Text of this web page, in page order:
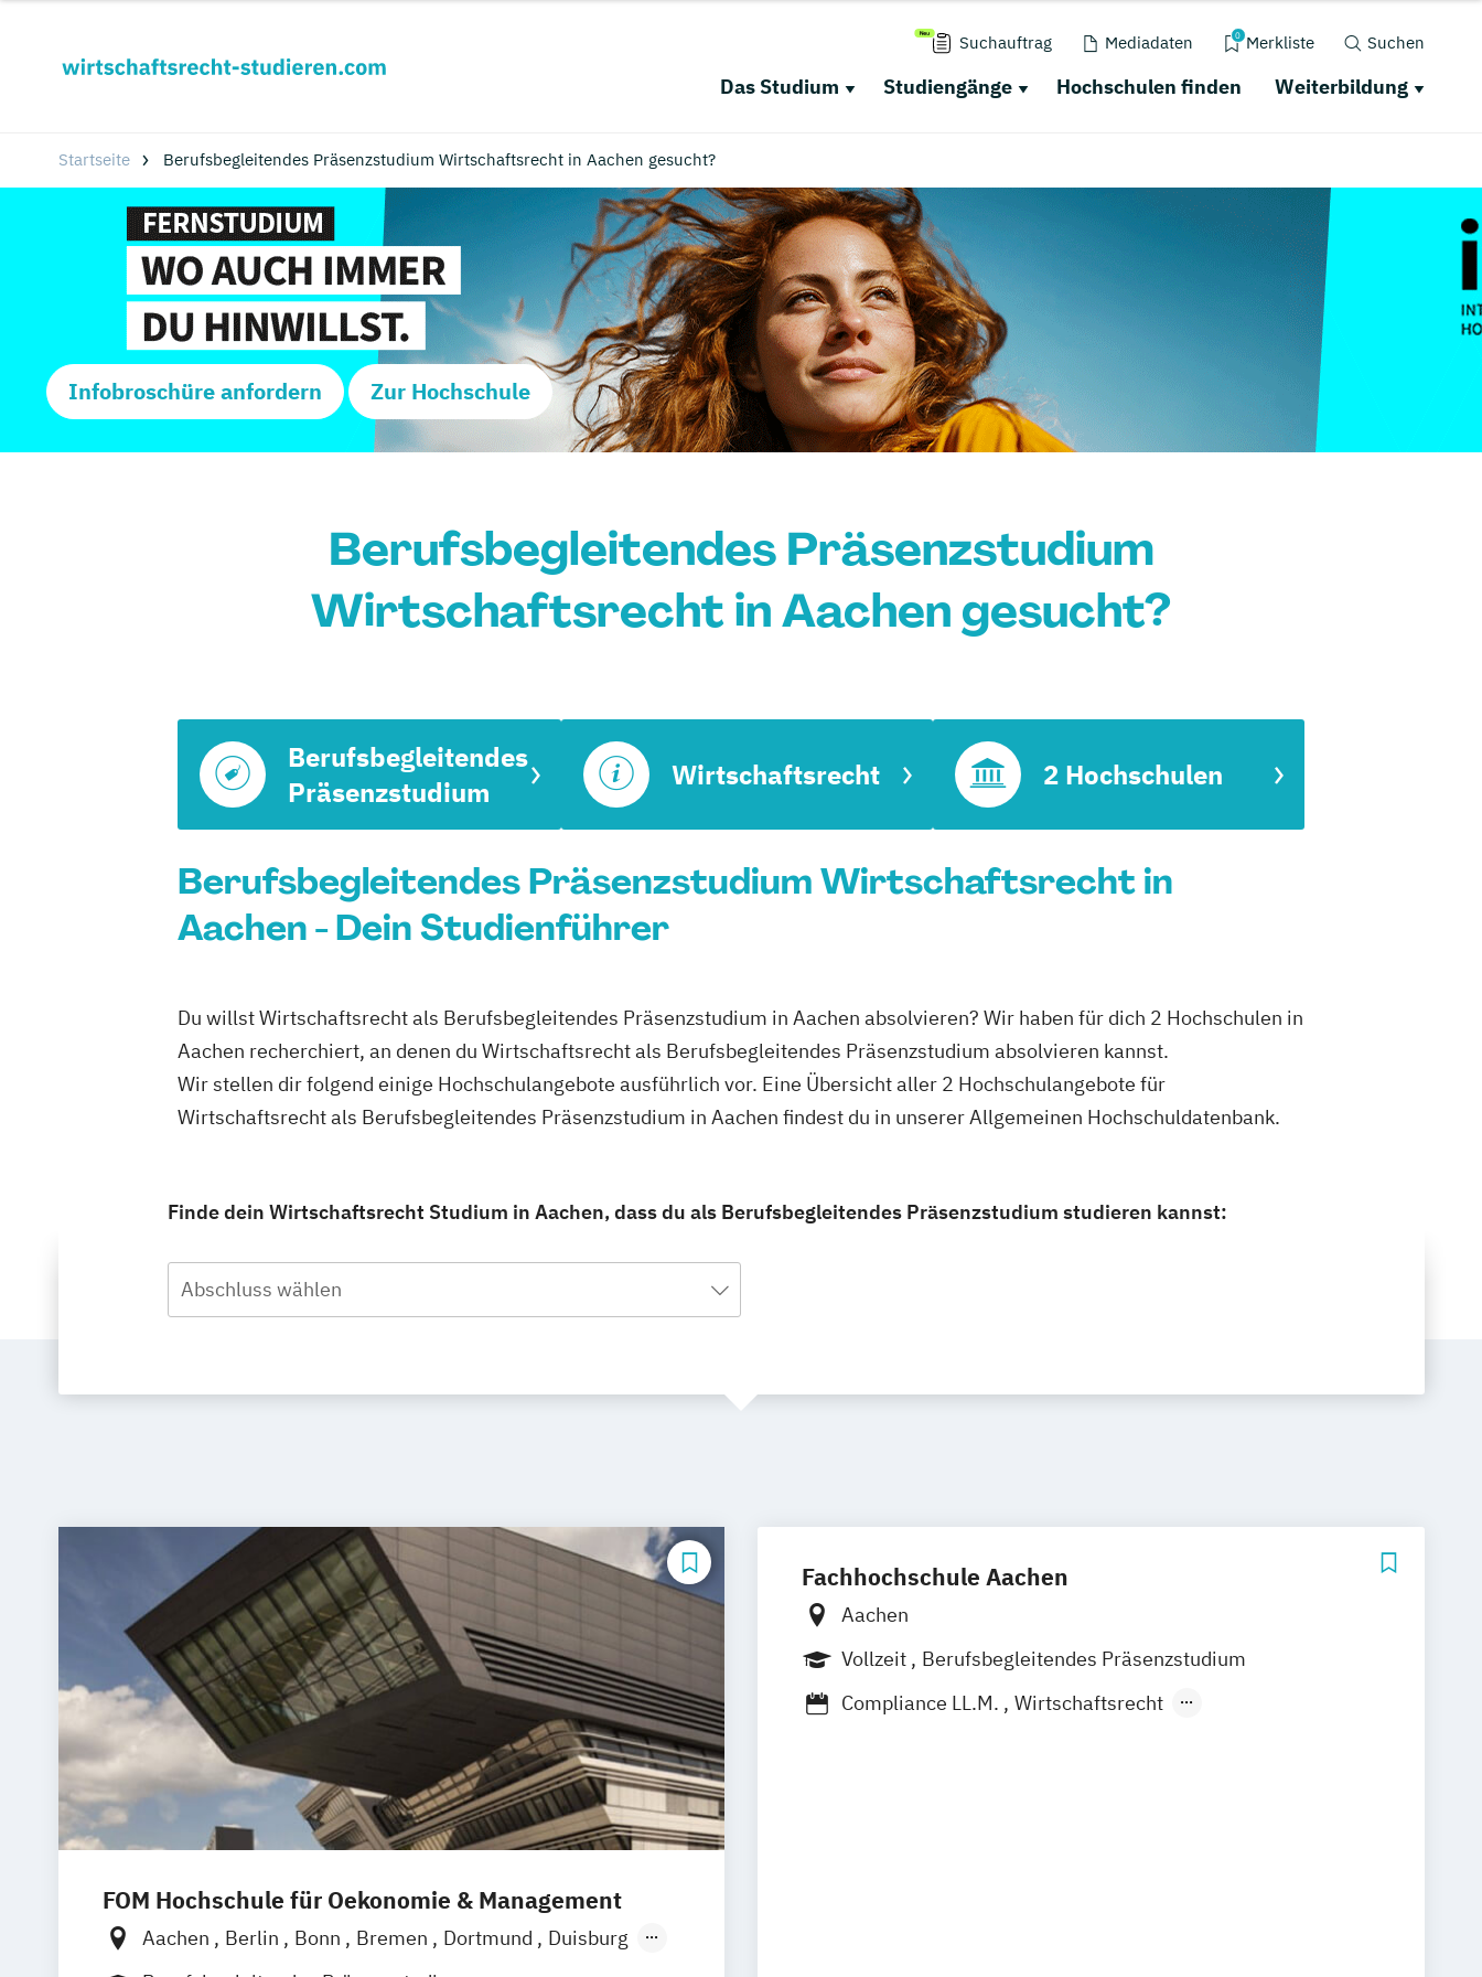
Suchauftrag Mediadaten 0 Merkliste Suchen
Das Studium Studiengänge Hochschulen finden Weiterbildung
Startseite Berufsbegleitendes Präsenzstudium Wirtschaftsrecht in Aachen gesucht?
Infobroschüre anfordern Zur Hochschule
Berufsbegleitendes Präsenzstudium
Wirtschaftsrecht in Aachen gesucht?
Berufsbegleitendes
Präsenzstudium
Wirtschaftsrecht 2 Hochschulen
Berufsbegleitendes Präsenzstudium Wirtschaftsrecht in
Aachen - Dein Studienführer
Du willst Wirtschaftsrecht als Berufsbegleitendes Präsenzstudium in Aachen absolvieren? Wir haben für dich 2 Hochschulen in
Aachen recherchiert, an denen du Wirtschaftsrecht als Berufsbegleitendes Präsenzstudium absolvieren kannst.
Wir stellen dir folgend einige Hochschulangebote ausführlich vor. Eine Übersicht aller 2 Hochschulangebote für
Wirtschaftsrecht als Berufsbegleitendes Präsenzstudium in Aachen findest du in unserer Allgemeinen Hochschuldatenbank.
Finde dein Wirtschaftsrecht Studium in Aachen, dass du als Berufsbegleitendes Präsenzstudium studieren kannst:
Abschluss wählen
FOM Hochschule für Oekonomie & Management
Aachen Berlin Bonn Bremen Dortmund
Duisburg
Düsseldorf
Essen Frankfurt am Main
Fachhochschule Aachen
Aachen
Vollzeit
Berufsbegleitendes Präsenzstudium
Compliance LL.M.
Wirtschaftsrecht